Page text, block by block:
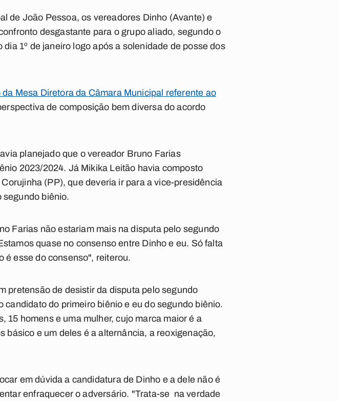
de João Pessoa, os vereadores Dinho (Avante) e
desgastante para o grupo aliado, segundo o
1º de janeiro logo após a solenidade de posse dos
Mesa Diretora da Câmara Municipal referente ao
de composição bem diversa do acordo
planejado que o vereador Bruno Farias
2023/2024. Já Mikika Leitão havia composto
(PP), que deveria ir para a vice-presidência
segundo biênio.
Farias não estariam mais na disputa pelo segundo
quase no consenso entre Dinho e eu. Só falta
é esse do consenso", reiterou.
pretensão de desistir da disputa pelo segundo
do primeiro biênio e eu do segundo biênio.
15 homens e uma mulher, cujo marca maior é a
básico e um deles é a alternância, a reoxigenação,
em dúvida a candidatura de Dinho e a dele não é
enfraquecer o adversário. "Trata-se na verdade